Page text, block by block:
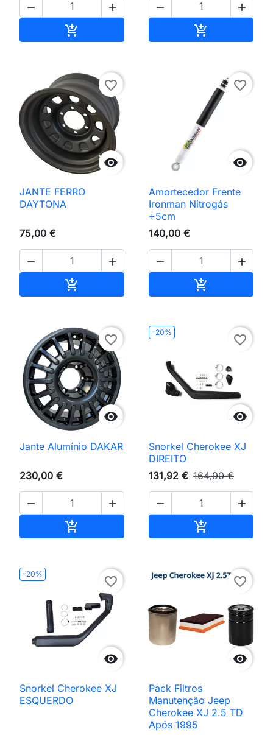
 

 


favorite_border
JANTE FERRO
DAYTONA
75,00 €
 


favorite_border
Amortecedor Frente
Ironman Nitrogás
+5cm
140,00 €
 


favorite_border
Jante Alumínio DAKAR
230,00 €
 

-20%

favorite_border
Snorkel Cherokee XJ
DIREITO
131,92 € 164,90 €
 

-20%

favorite_border
Snorkel Cherokee XJ
ESQUERDO

favorite_border
Pack Filtros
Manutenção Jeep
Cherokee XJ 2.5 TD
Após 1995